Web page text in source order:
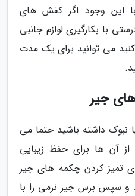
با این وجود اگر کفش های
با بکارگیری لوازم جانبی
می توانید برای یک مدت
جیر
نبوک داشته باشید حتما می
از آن ها برای حفظ زیبایی
تمیز کردن چکمه های جیر
و سپس برس جیر نرمی را با